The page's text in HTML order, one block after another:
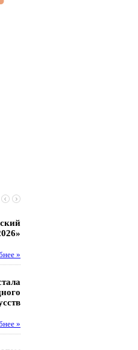
»
»